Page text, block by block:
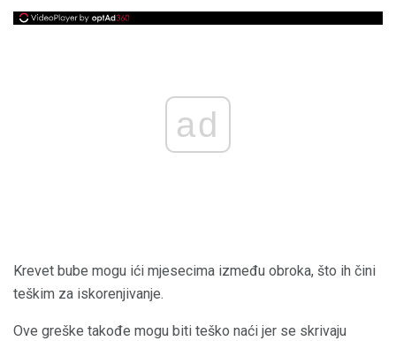
ad
Krevet bube mogu ići mjesecima između obroka, što ih čini
teškim za iskorenjivanje.
Ove greške takođe mogu biti teško naći jer se skrivaju